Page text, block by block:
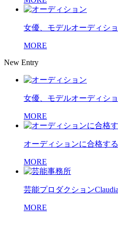
女優、モデルオーディシ
MORE
New Entry
女優、モデルオーディシ
MORE
オーディションに合格す
MORE
芸能プロダクション
MORE